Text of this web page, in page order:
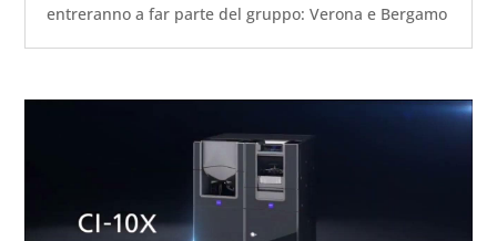
entreranno a far parte del gruppo: Verona e Bergamo